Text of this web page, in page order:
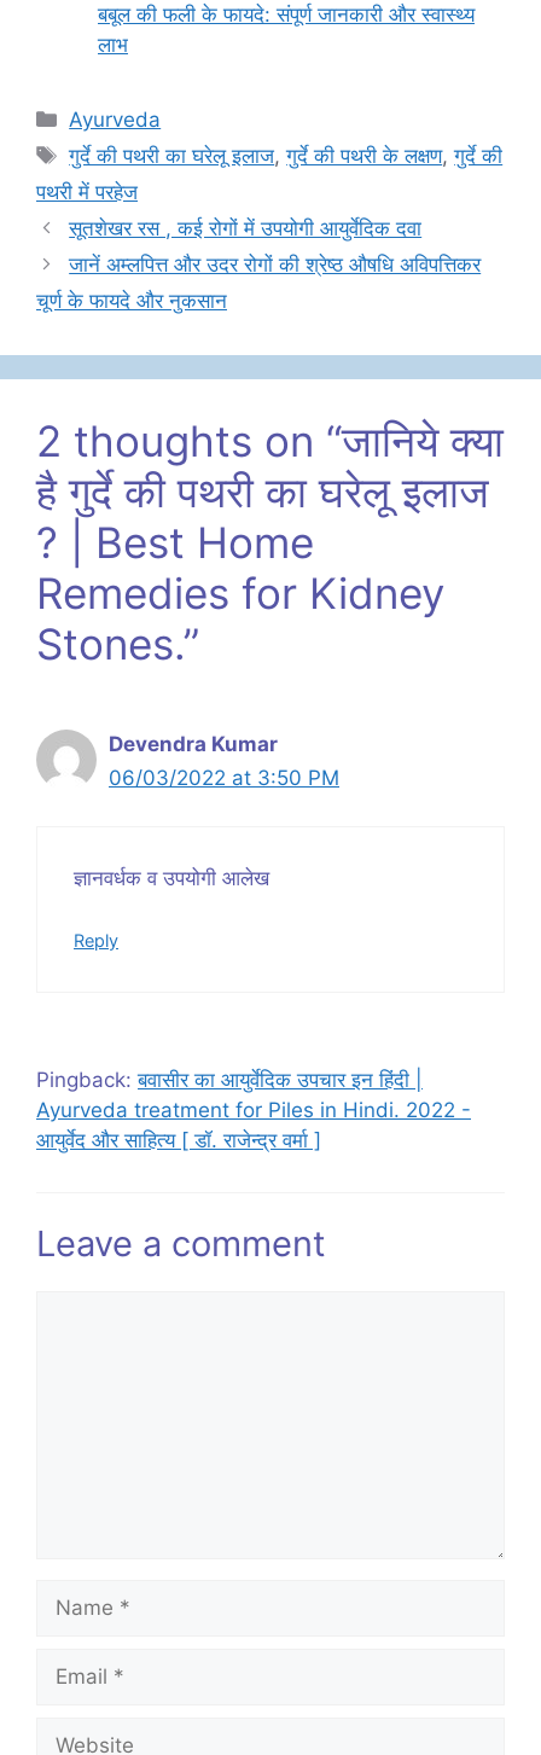
बबूल की फली के फायदे: संपूर्ण जानकारी और स्वास्थ्य
लाभ
Categories
Ayurveda
Tags
गुर्दे की पथरी का घरेलू इलाज,गुर्दे की पथरी के लक्षण,गुर्दे की
पथरी में परहेज
सूतशेखर रस , कई रोगों में उपयोगी आयुर्वेदिक दवा
जानें अम्लपित्त और उदर रोगों की श्रेष्ठ औषधि अविपत्तिकर
चूर्ण के फायदे और नुकसान
2 thoughts on “जानिये क्या
है गुर्दे की पथरी का घरेलू इलाज
? | Best Home
Remedies for Kidney
Stones.”
Devendra Kumar
06/03/2022 at 3:50 PM
ज्ञानवर्धक व उपयोगी आलेख
Reply
Pingback:बवासीर का आयुर्वेदिक उपचार इन हिंदी |
Ayurveda treatment for Piles in Hindi. 2022 -
आयुर्वेद और साहित्य [ डॉ. राजेन्द्र वर्मा ]
Leave a comment
Name
Email
Website